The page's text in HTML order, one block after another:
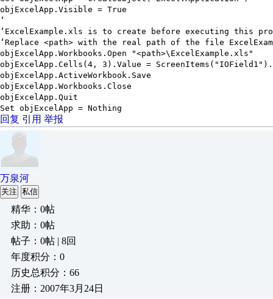
objExcelApp.Visible = True
‘
‘ExcelExample.xls is to create before executing this
‘Replace <path> with the real path of the file
objExcelApp.Workbooks.Open "<path>\ExcelExample.xls"
objExcelApp.Cells(4, 3).Value =
objExcelApp.ActiveWorkbook.Save
objExcelApp.Workbooks.Close
objExcelApp.Quit
Set objExcelApp = Nothing
回复 引用 举报
万泉河
关注 私信
精华：0帖
求助：0帖
帖子：0帖 | 8回
年度积分：0
历史总积分：66
注册：2007年3月24日